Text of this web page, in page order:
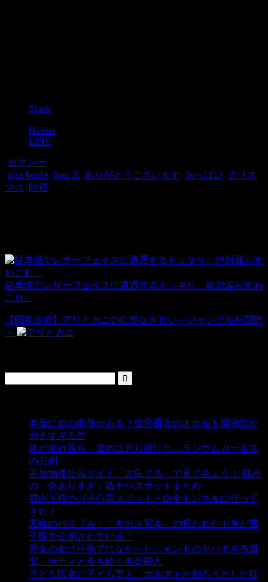
Share
Hatena
LINE
セクシー
nice boobs Sara X ありがとうございます おっぱい
クリス
マス
眼福
駐車場でレザーフェイスに遭遇するドッキリ。絶対漏らすわ
これ。
【閲覧注意】アリとカニの仁義なき戦い～ジャングル死闘篇
～
本当に命の危険がある？世界最大のオカルト博物館が
ガチすぎる件
体が崩れ落ち、遺体は光り続けた…ラジウムガールズ
の悲劇
事故物件公示サイト「大島てる」で見てみよう！ 都内
の「炎ありすぎ」激ヤバスポットまとめ
都内屈指のガチ心霊スポット・白金トンネルに行って
きた！
悪魔のバイブル・『ギガス写本』の呪われた中身が電
子版で公開されている！
男女の命は平等ではなかった…インドのヤバすぎる風
習、サティと今も続く名誉殺人
子ども医者に子ども軍人、ポルポトが創ろうとした狂